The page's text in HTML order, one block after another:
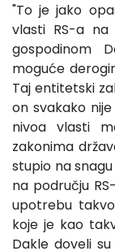
"To je jako
vlasti RS-a na
gospodinom
moguće
Taj entitetski
on svakako
nivoa vlasti
zakonima
stupio na
na području
upotrebu
koje je kao
Dakle doveli